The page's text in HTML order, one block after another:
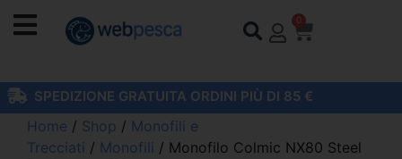
0
SPEDIZIONE GRATUITA ORDINI PIÙ DI 85 €
Home / Shop / Monofili e
Trecciati / Monofili / Monofilo Colmic NX80 Steel